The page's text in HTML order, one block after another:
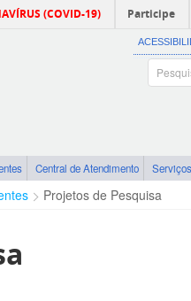
(COVID-19) Participe
Central de Atendimento Serviços
Projetos de Pesquisa